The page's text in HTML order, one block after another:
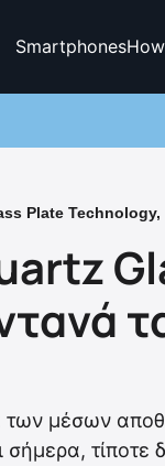
Smartphones
Plate Technology,
μέσων
τίποτε